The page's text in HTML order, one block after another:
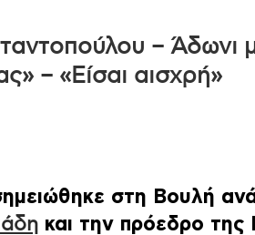
– Άδωνι
– «Είσαι αισχρή»
στη Βουλή
και την πρόεδρο της